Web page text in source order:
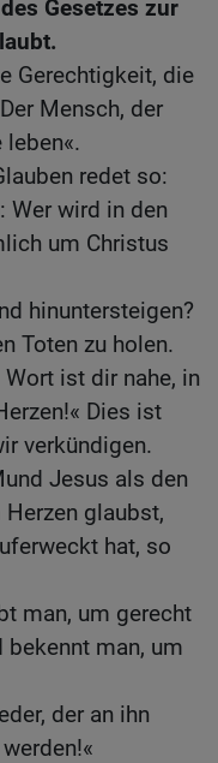
Gesetzes zur
Gerechtigkeit, die
Mensch, der
redet so:
Wer wird in den
um Christus
hinuntersteigen?
Toten zu holen.
ist dir nahe, in
Dies ist
verkündigen.
Jesus als den
glaubst,
hat, so
man, um gerecht
bekennt man, um
der an ihn